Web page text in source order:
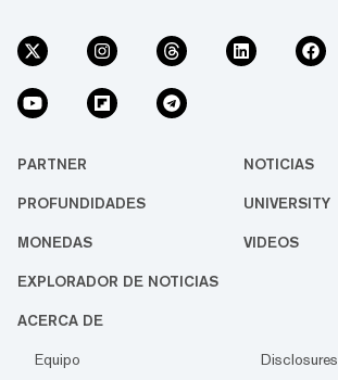
PARTNER NOTICIAS
PROFUNDIDADES UNIVERSITY
MONEDAS VIDEOS
EXPLORADOR DE NOTICIAS
ACERCA DE
Equipo
Disclosures